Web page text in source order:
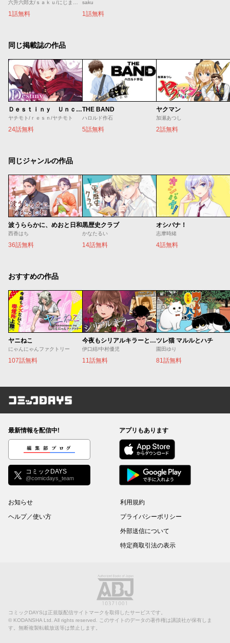
六升六郎太/ｓａｋｕ/にじまあるく
1話無料
saku
1話無料
同じ掲載誌の作品
Ｄｅｓｔｉｎｙ Ｕｎｃｈａｉｎ Ｏｎｌｉｎｅ 吸血鬼少女となって、やがて『赤の魔王』と呼ばれるようになりました
ヤチモト/ｒｅｓｎ/ヤチモト
24話無料
THE BAND
ハロルド作石
5話無料
ヤクマン
加瀬あつし
2話無料
同じジャンルの作品
波うららかに、めおと日和
西香はち
36話無料
黒歴史クラブ
かなたるい
14話無料
オシバナ！
志摩時緒
4話無料
おすすめの作品
ヤニねこ
にゃんにゃんファクトリー
107話無料
今夜もシリアルキラーと待ち合わせ
伊口紺/中村優児
11話無料
ツレ猫 マルルとハチ
園田ゆり
81話無料
コミックDAYS
最新情報を配信中!
編集部ブログ
コミックDAYS
@comicdays_team
アプリもあります
お知らせ
ヘルプ／使い方
利用規約
プライバシーポリシー
外部送信について
特定商取引法の表示
コミックDAYSは正規版配信サイトマークを取得したサービスです。
© KODANSHA Ltd. All rights reserved. このサイトのデータの著作権は講談社が保有しま
す。無断複製転載放送等は禁止します。